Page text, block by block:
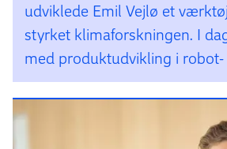
udviklede Emil Vejlø et
styrket klimaforskningen. I
med produktudvikling i robot-
forsvarsindustrien.